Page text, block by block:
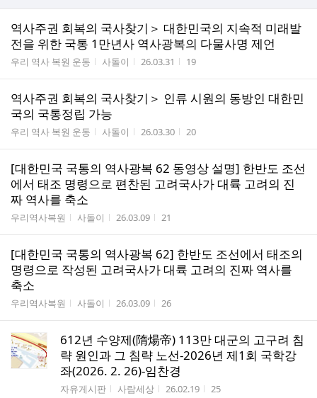
역사주권 회복의 국사찾기＞ 대한민국의 지속적 미래발
전을 위한 국통 1만년사 역사광복의 다물사명 제언
게시판명
우리 역사 복원 운동 작성자
사돌이 작성시간
26.03.31 조회수
19
역사주권 회복의 국사찾기＞ 인류 시원의 동방인 대한민
국의 국통정립 가능
게시판명
우리 역사 복원 운동 작성자
사돌이 작성시간
26.03.30 조회수
20
[대한민국 국통의 역사광복 62 동영상 설명] 한반도 조선
에서 태조 명령으로 편찬된 고려국사가 대륙 고려의 진
짜 역사를 축소
게시판명
우리역사복원 작성자
사돌이 작성시간
26.03.09 조회수
21
[대한민국 국통의 역사광복 62] 한반도 조선에서 태조의
명령으로 작성된 고려국사가 대륙 고려의 진짜 역사를
축소
게시판명
우리역사복원 작성자
사돌이 작성시간
26.03.09 조회수
26
612년 수양제(隋煬帝) 113만 대군의 고구려 침
략 원인과 그 침략 노선-2026년 제1회 국학강
좌(2026. 2. 26)-임찬경
게시판명
자유게시판 작성자
사람세상 작성시간
26.02.19 조회수
25